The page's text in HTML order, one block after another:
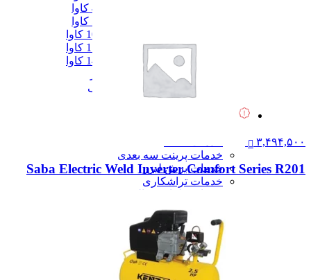
دیزل ژنزاتور 1100 کاوا
دیزل ژنزاتور 1400 کاوا
همه دیزل ژنراتور
همه ماشین آلات صنعتی
همه محصولات
خدمات پرینت سه بعدی
خدمات برش لیزر
خدمات تراشکاری
خدمات اسکن 3 بعدی
خدمات تزریق پلاستیک
خدمات فرزکاری
خدمات واترجت
خدمات خم کاری
همه خدمات
۳,۴۹۴,۵۰۰
Saba Electric Weld Inverter Comfort Series R201